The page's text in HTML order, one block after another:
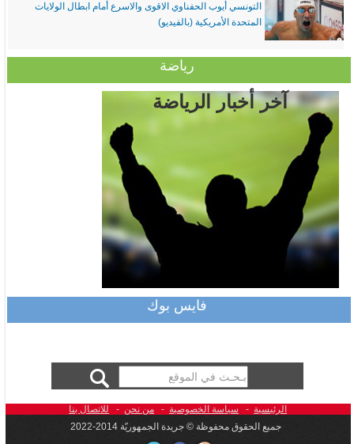
التونسي أيوب الحفناوي الاقوى والاسرع أمام ابطال الولايات
المتحدة الأمريكية (بالفيديو)
رياضة
آخر أخبار الرياضة
فايس بوك
الرئيسية- سياسة الخصوصية- من نحن-
للاتصال بنا
جميع الحقوق محفوظة © جريدة الجمهوريّة 2014-2022